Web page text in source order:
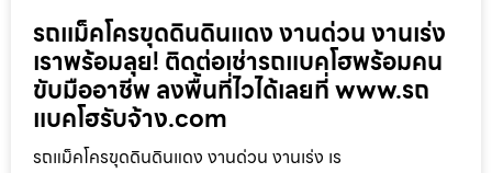
รถแม็คโครขุดดินดินแดง งานด่วน งานเร่ง
เราพร้อมลุย! ติดต่อเช่ารถแบคโฮพร้อมคน
ขับมืออาชีพ ลงพื้นที่ไวได้เลยที่ www.รถ
แบคโฮรับจ้าง.com
รถแม็คโครขุดดินดินแดง งานด่วน งานเร่ง เร